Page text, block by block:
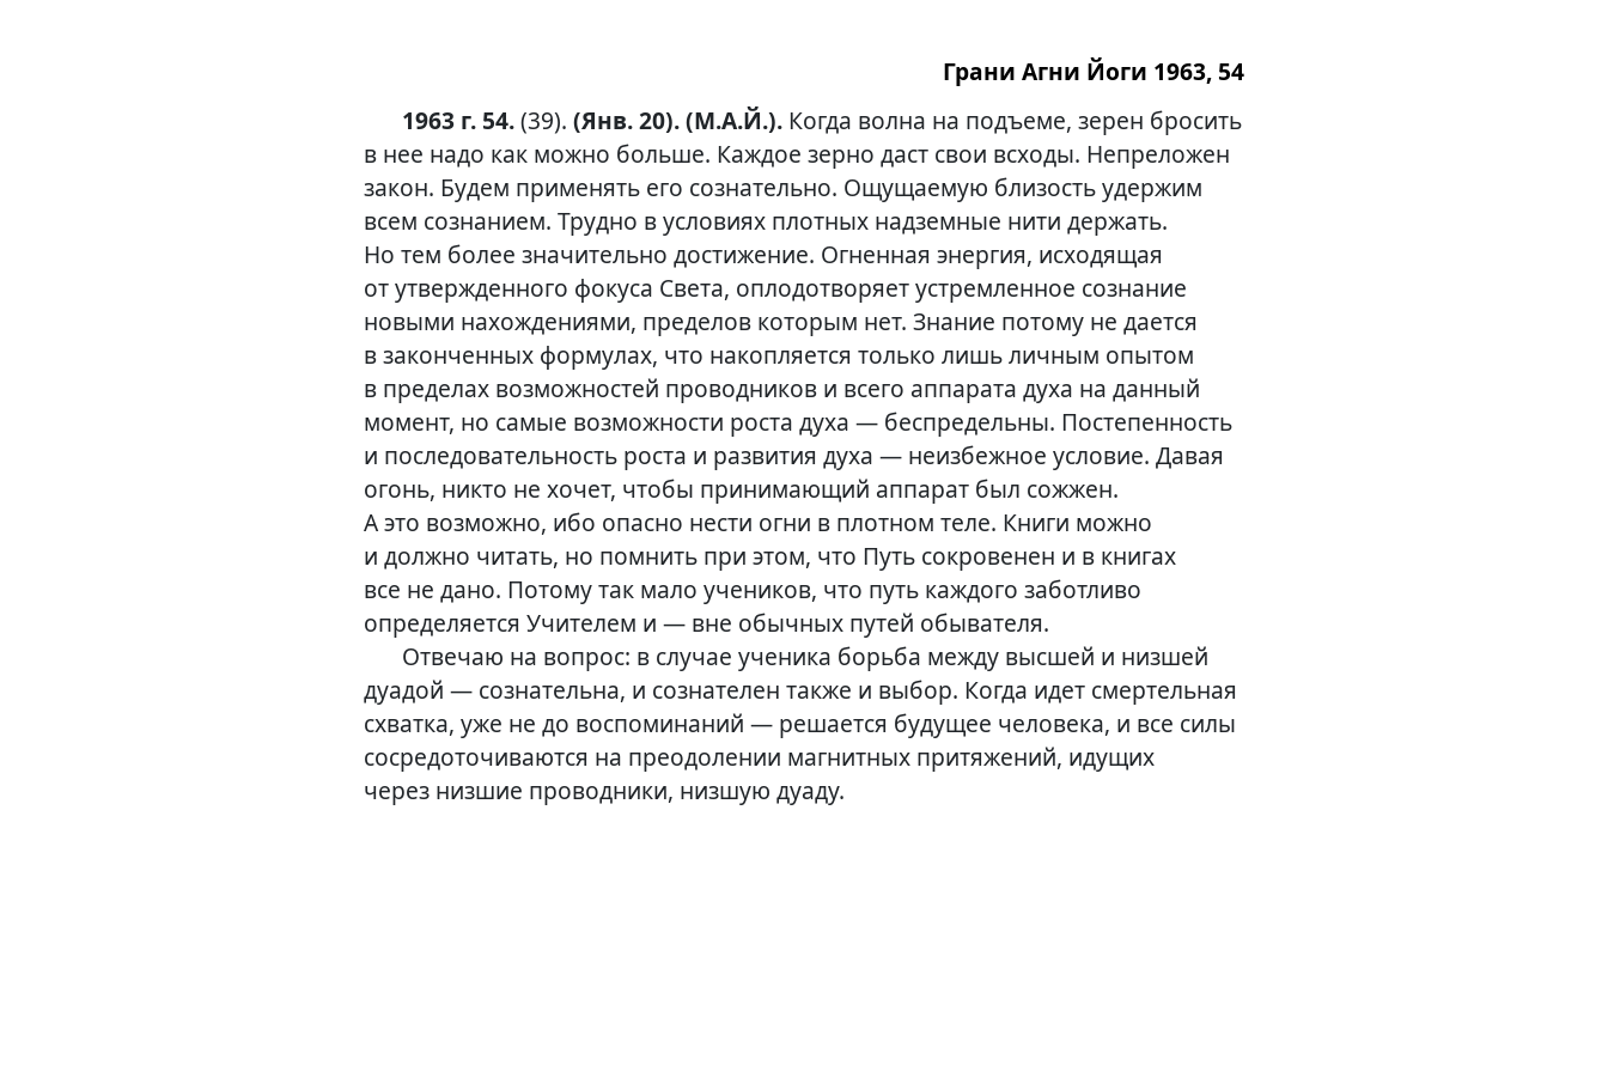
Грани Агни Йоги 1963, 54
1963 г. 54.(39). (Янв. 20). (М.А.Й.). Когда волна на подъеме, зерен бросить
в нее надо как можно больше. Каждое зерно даст свои всходы. Непреложен
закон. Будем применять его сознательно. Ощущаемую близость удержим
всем сознанием. Трудно в условиях плотных надземные нити держать.
Но тем более значительно достижение. Огненная энергия, исходящая
от утвержденного фокуса Света, оплодотворяет устремленное сознание
новыми нахождениями, пределов которым нет. Знание потому не дается
в законченных формулах, что накопляется только лишь личным опытом
в пределах возможностей проводников и всего аппарата духа на данный
момент, но самые возможности роста духа — беспредельны. Постепенность
и последовательность роста и развития духа — неизбежное условие. Давая
огонь, никто не хочет, чтобы принимающий аппарат был сожжен.
А это возможно, ибо опасно нести огни в плотном теле. Книги можно
и должно читать, но помнить при этом, что Путь сокровенен и в книгах
все не дано. Потому так мало учеников, что путь каждого заботливо
определяется Учителем и — вне обычных путей обывателя.
Отвечаю на вопрос: в случае ученика борьба между высшей и низшей
дуадой — сознательна, и сознателен также и выбор. Когда идет смертельная
схватка, уже не до воспоминаний — решается будущее человека, и все силы
сосредоточиваются на преодолении магнитных притяжений, идущих
через низшие проводники, низшую дуаду.